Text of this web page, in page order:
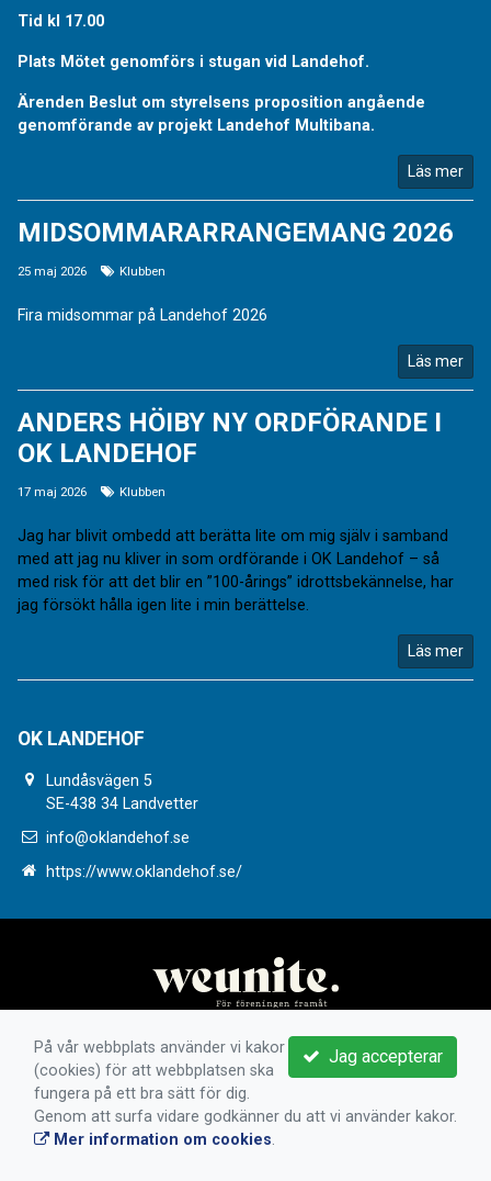
Tid kl 17.00
Plats Mötet genomförs i stugan vid Landehof.
Ärenden Beslut om styrelsens proposition angående
genomförande av projekt Landehof Multibana.
Läs mer
MIDSOMMARARRANGEMANG 2026
25 maj 2026 Klubben
Fira midsommar på Landehof 2026
Läs mer
ANDERS HÖIBY NY ORDFÖRANDE I
OK LANDEHOF
17 maj 2026 Klubben
Jag har blivit ombedd att berätta lite om mig själv i samband
med att jag nu kliver in som ordförande i OK Landehof – så
med risk för att det blir en ”100-årings” idrottsbekännelse, har
jag försökt hålla igen lite i min berättelse.
Läs mer
OK LANDEHOF
Lundåsvägen 5
SE-438 34 Landvetter
info@oklandehof.se
https://www.oklandehof.se/
Jag accepterar
På vår webbplats använder vi kakor
(cookies) för att webbplatsen ska
fungera på ett bra sätt för dig.
Genom att surfa vidare godkänner du att vi använder kakor.
Mer information om cookies.